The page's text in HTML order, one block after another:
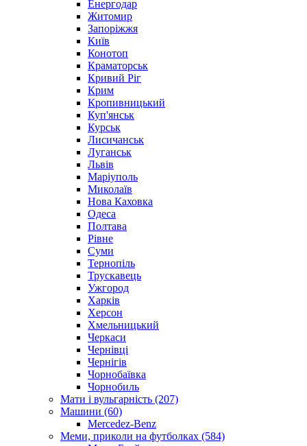
Енергодар
Житомир
Запоріжжя
Київ
Конотоп
Краматорськ
Кривий Ріг
Крим
Кропивницький
Куп'янськ
Курськ
Лисичанськ
Луганськ
Львів
Маріуполь
Миколаїв
Нова Каховка
Одеса
Полтава
Рівне
Суми
Тернопіль
Трускавець
Ужгород
Харків
Херсон
Хмельницький
Черкаси
Чернівці
Чернігів
Чорнобаївка
Чорнобиль
Мати і вульгарність (207)
Машини (60)
Mercedez-Benz
Меми, приколи на футболках (584)